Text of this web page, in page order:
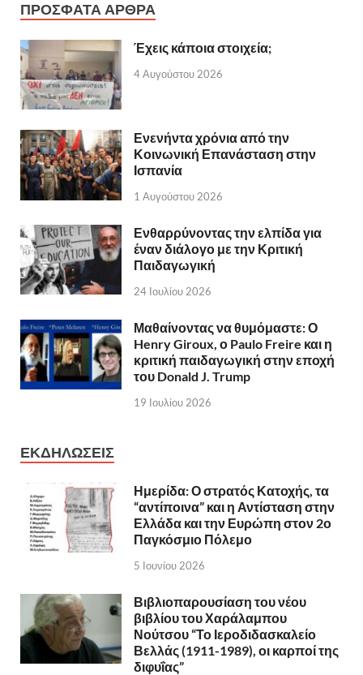
ΠΡΟΣΦΑΤΑ ΑΡΘΡΑ
Έχεις κάποια στοιχεία;
4 Αυγούστου 2026
Ενενήντα χρόνια από την
Κοινωνική Επανάσταση στην
Ισπανία
1 Αυγούστου 2026
Ενθαρρύνοντας την ελπίδα για
έναν διάλογο με την Κριτική
Παιδαγωγική
24 Ιουλίου 2026
Μαθαίνοντας να θυμόμαστε: Ο
Henry Giroux, ο Paulo Freire και η
κριτική παιδαγωγική στην εποχή
του Donald J. Trump
19 Ιουλίου 2026
ΕΚΔΗΛΩΣΕΙΣ
Ημερίδα: Ο στρατός Κατοχής, τα
“αντίποινα” και η Αντίσταση στην
Ελλάδα και την Ευρώπη στον 2ο
Παγκόσμιο Πόλεμο
5 Ιουνίου 2026
Βιβλιοπαρουσίαση του νέου
βιβλίου του Χαράλαμπου
Νούτσου “Το Ιεροδιδασκαλείο
Βελλάς (1911-1989), οι καρποί της
διφυΐας”